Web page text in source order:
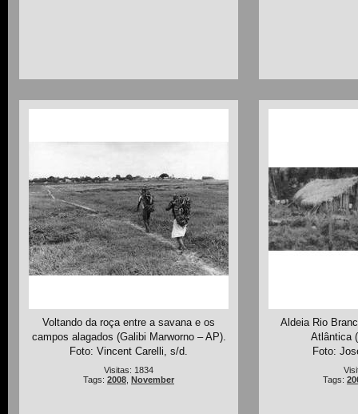
Voltando da roça entre a savana e os
campos alagados (Galibi Marworno – AP).
Foto: Vincent Carelli, s/d.
Visitas: 1834
Tags: 2008 November
Aldeia Rio
Atlântica
Foto:
Tags: